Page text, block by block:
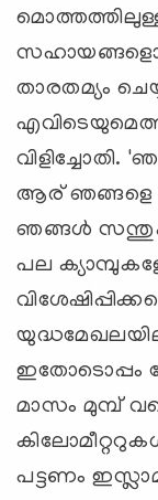
താരതമ്യം
ആര് ഞങ്ങളെ
ഞങ്ങള്‍
പല
ഇതോടൊപ്പം
മാസം മുമ്പ്
പട്ടണം